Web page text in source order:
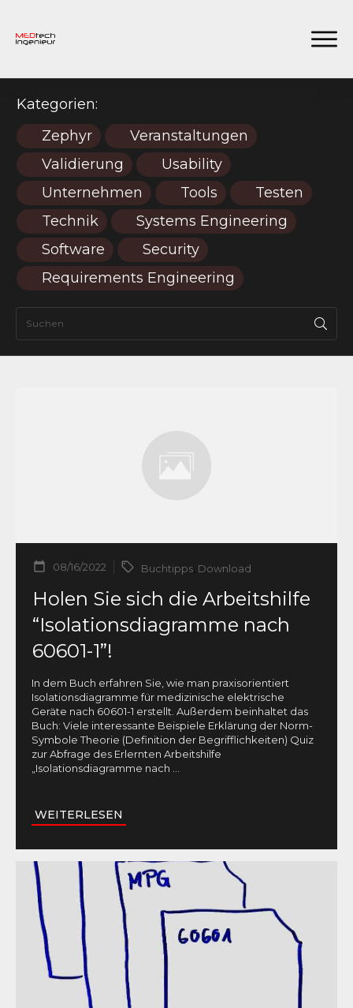
Kategorien:
Zephyr
Veranstaltungen
Validierung
Usability
Unternehmen
Tools
Testen
Technik
Systems Engineering
Software
Security
Requirements Engineering
08/16/2022 Buchtipps, Download
Holen Sie sich die Arbeitshilfe
“Isolationsdiagramme nach
60601-1”!
In dem Buch erfahren Sie, wie man praxisorientiert
Isolationsdiagramme für medizinische elektrische
Geräte nach 60601-1 erstellt. Außerdem beinhaltet das
Buch: Viele interessante Beispiele Erklärung der Norm-
Symbole Theorie (Definition der Begrifflichkeiten) Quiz
zur Abfrage des Erlernten Arbeitshilfe
„Isolationsdiagramme nach
WEITERLESEN